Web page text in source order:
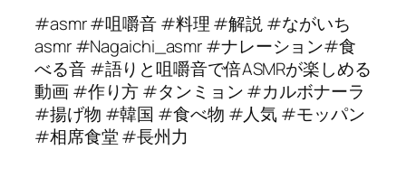
#asmr #咀嚼音 #料理 #解説 #ながいち
asmr #Nagaichi_asmr #ナレーション#食
べる音 #語りと咀嚼音で倍ASMRが楽しめる
動画 #作り方 #タンミョン #カルボナーラ
#揚げ物 #韓国 #食べ物 #人気 #モッパン
#相席食堂 #長州力